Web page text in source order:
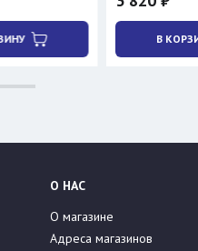
О НАС
О магазине
Адреса магазинов